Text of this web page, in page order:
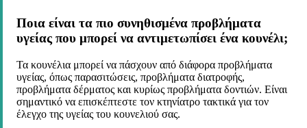
Ποια είναι τα πιο συνηθισμένα προβλήματα
υγείας που μπορεί να αντιμετωπίσει ένα κουνέλι;
Τα κουνέλια μπορεί να πάσχουν από διάφορα προβλήματα
υγείας, όπως παρασιτώσεις, προβλήματα διατροφής,
προβλήματα δέρματος και κυρίως προβλήματα δοντιών. Είναι
σημαντικό να επισκέπτεστε τον κτηνίατρο τακτικά για τον
έλεγχο της υγείας του κουνελιού σας.